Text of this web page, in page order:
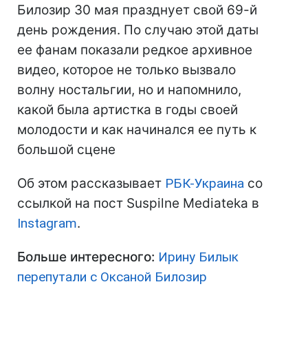
Билозир 30 мая празднует свой 69-й
день рождения. По случаю этой даты
ее фанам показали редкое архивное
видео, которое не только вызвало
волну ностальгии, но и напомнило,
какой была артистка в годы своей
молодости и как начинался ее путь к
большой сцене
Об этом рассказывает РБК-Украина со
ссылкой на пост Suspilne Mediateka в
Instagram.
Больше интересного: Ирину Билык
перепутали с Оксаной Билозир